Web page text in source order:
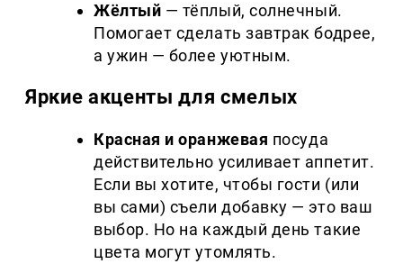
Жёлтый — тёплый, солнечный.
Помогает сделать завтрак бодрее,
а ужин — более уютным.
Яркие акценты для смелых
Красная и оранжевая посуда
действительно усиливает аппетит.
Если вы хотите, чтобы гости (или
вы сами) съели добавку — это ваш
выбор. Но на каждый день такие
цвета могут утомлять.